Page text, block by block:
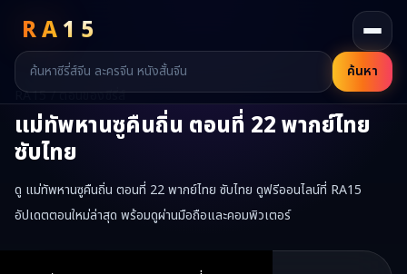
RA15
ค้นหา
RA15 / ตอนของซีรี่ส์
แม่ทัพหานซูคืนถิ่น ตอนที่ 22พากย์ไทย
ซับไทย
ดู แม่ทัพหานซูคืนถิ่น ตอนที่ 22 พากย์ไทย ซับไทย ดูฟรีออนไลน์ที่ RA15
อัปเดตตอนใหม่ล่าสุด พร้อมดูผ่านมือถือและคอมพิวเตอร์
แม่ทั